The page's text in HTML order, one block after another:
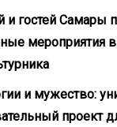
и гостей Самары
мероприятия
и мужество:
проект